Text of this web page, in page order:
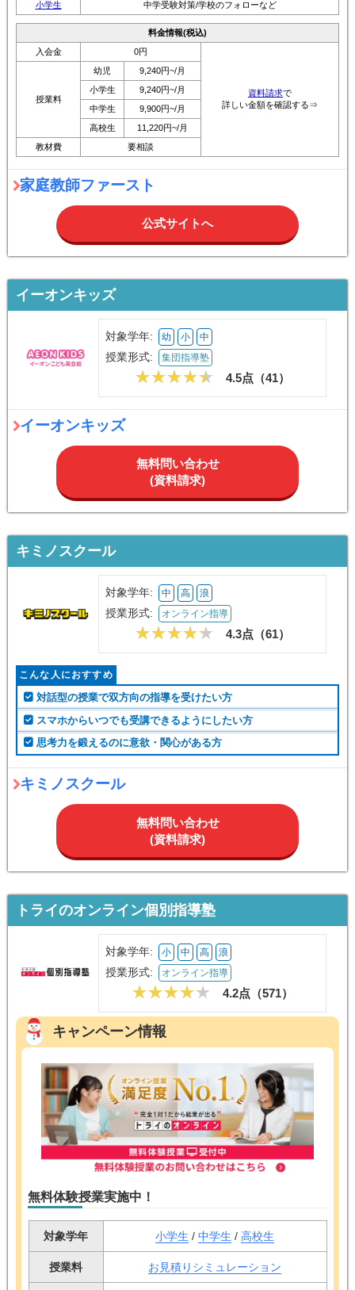
小学生 中学受験対策/学校のフォローなど
料金情報(税込)
入会金
0円
資料請求で
詳しい金額を確認する⇒
授業料
幼児
9,240円~/月
小学生
9,240円~/月
中学生
9,900円~/月
高校生
11,220円~/月
教材費
要相談
家庭教師ファースト
公式サイトへ
イーオンキッズ
対象学年: 幼 小 中
授業形式: 集団指導塾
4.5点（41）
イーオンキッズ
無料問い合わせ
(資料請求)
キミノスクール
対象学年: 中 高 浪
授業形式: オンライン指導
4.3点（61）
こんな人におすすめ
対話型の授業で双方向の指導を受けたい方
スマホからいつでも受講できるようにしたい方
思考力を鍛えるのに意欲・関心がある方
キミノスクール
無料問い合わせ
(資料請求)
トライのオンライン個別指導塾
対象学年: 小 中 高 浪
授業形式: オンライン指導
4.2点（571）
キャンペーン情報
無料体験授業実施中！
対象学年 小学生 / 中学生 / 高校生
授業料 お見積りシミュレーション